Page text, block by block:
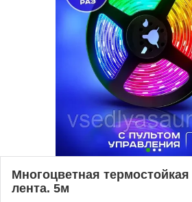
Многоцветная
лента. 5м